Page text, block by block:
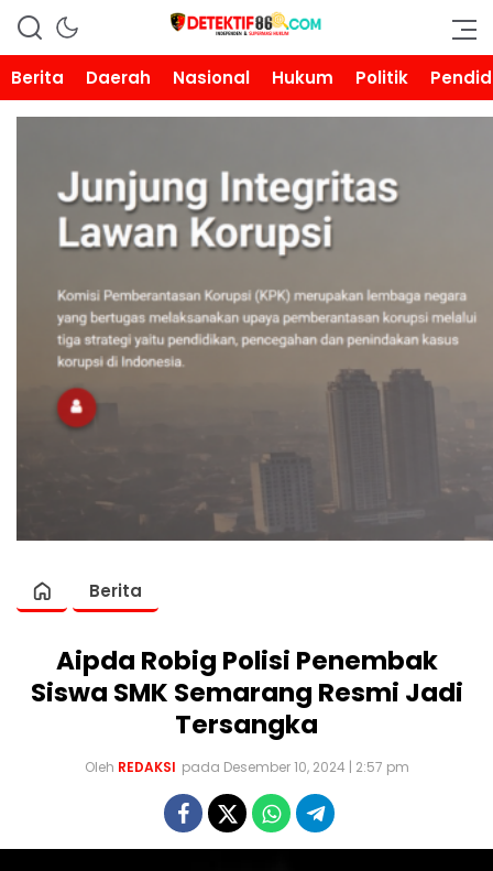
DETEKTIF86.COM
Berita
Daerah Nasional Hukum Politik
Berita
Aipda Robig Polisi Penembak
Siswa SMK Semarang Resmi Jadi
Tersangka
Oleh REDAKSI pada Desember 10, 2024 | 2:57 pm